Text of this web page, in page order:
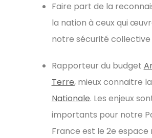
Faire part de la
la nation à ceux qui
notre sécurité collective
Rapporteur du budget
Terre, mieux connaitre la
Nationale. Les enjeux
importants pour notre
France est le 2e